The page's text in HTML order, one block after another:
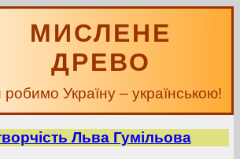
МИСЛЕНЕ
ДРЕВО
Україну – українською!
Льва Гумільова